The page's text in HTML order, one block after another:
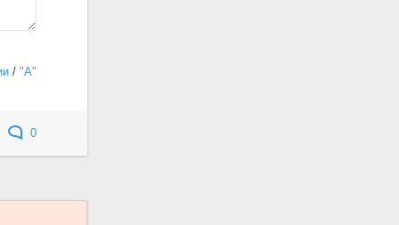
/ "А"
0